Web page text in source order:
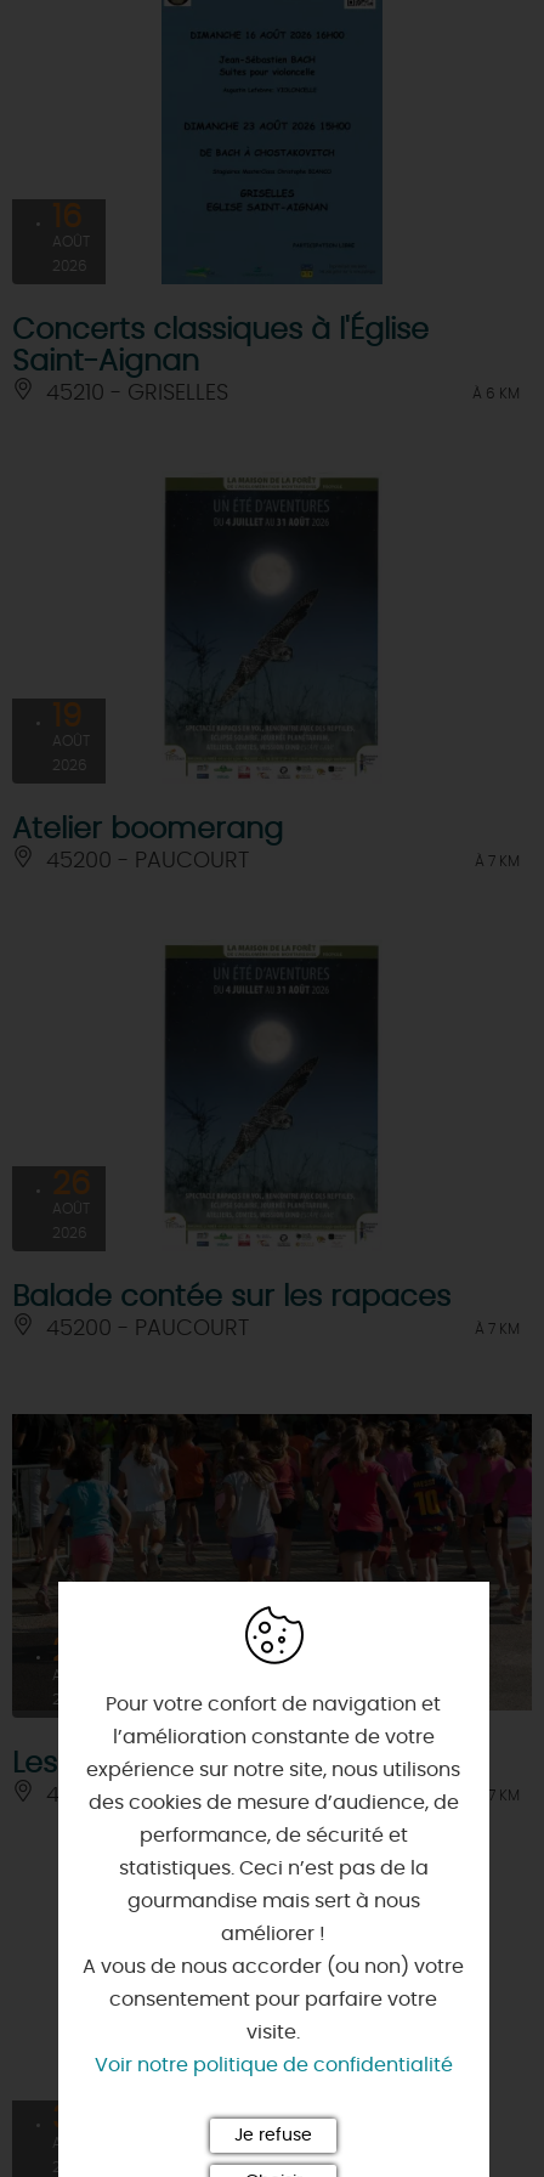
16
AOÛT
2026
Concerts classiques à l'Église
Saint-Aignan
45210 - GRISELLES À 6 KM
19
AOÛT
2026
Atelier boomerang
45200 - PAUCOURT À 7 KM
26
AOÛT
2026
Balade contée sur les rapaces
45200 - PAUCOURT À 7 KM
27
AOÛT
2026
Les Jeudis du Sport
45200 - PAUCOURT À 7 KM
30
AOÛT
2026
Pour votre confort de navigation et
l’amélioration constante de votre
expérience sur notre site, nous utilisons
des cookies de mesure d’audience, de
performance, de sécurité et
statistiques. Ceci n’est pas de la
gourmandise mais sert à nous
améliorer !
A vous de nous accorder (ou non) votre
consentement pour parfaire votre
visite.
Voir notre politique de confidentialité
Je refuse